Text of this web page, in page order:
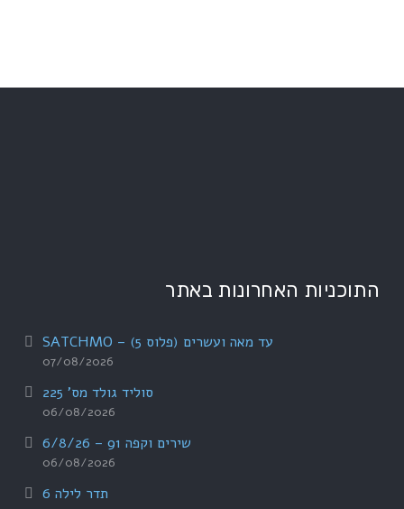
התוכניות האחרונות באתר
עד מאה ועשרים (פלוס 5) – SATCHMO
07/08/2026
סוליד גולד מס' 225
06/08/2026
שירים וקפה 91 – 6/8/26
06/08/2026
תדר לילה 6